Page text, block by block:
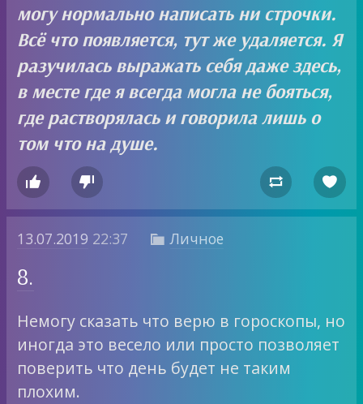
могу нормально написать ни строчки.
Всё что появляется, тут же удаляется. Я
разучилась выражать себя даже здесь,
в месте где я всегда могла не бояться,
где растворялась и говорила лишь о
том что на душе.
   
13.07.2019 22:37  Личное
8.
Немогу сказать что верю в гороскопы, но
иногда это весело или просто позволяет
поверить что день будет не таким
плохим.